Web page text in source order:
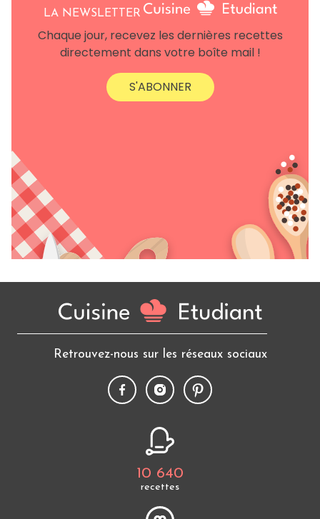
LA NEWSLETTER
Chaque jour, recevez les dernières recettes
directement dans votre boîte mail !
S'ABONNER
Retrouvez-nous sur les réseaux sociaux
10 640
recettes